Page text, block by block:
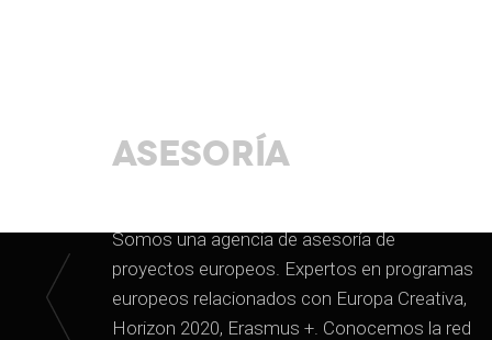
Asesoría
Somos una agencia de asesoría de
proyectos europeos. Expertos en programas
europeos relacionados con Europa Creativa,
Horizon 2020, Erasmus +. Conocemos la red